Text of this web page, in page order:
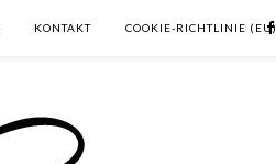
KONTAKT COOKIE-RICHTLINIE (EU)